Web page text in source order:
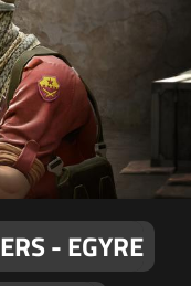
- EGYRE